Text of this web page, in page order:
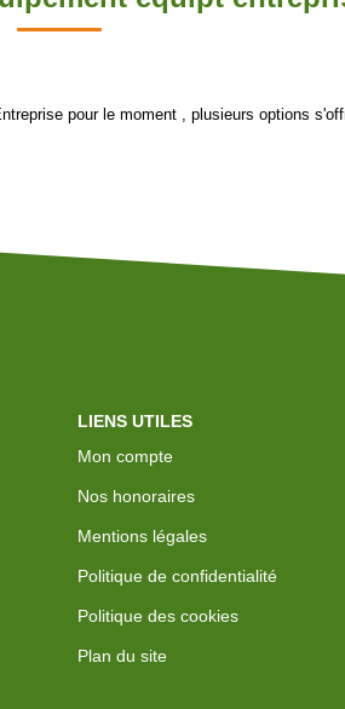
pour le moment , plusieurs options
LIENS UTILES
Mon compte
Nos honoraires
Mentions légales
Politique de confidentialité
Politique des cookies
Plan du site